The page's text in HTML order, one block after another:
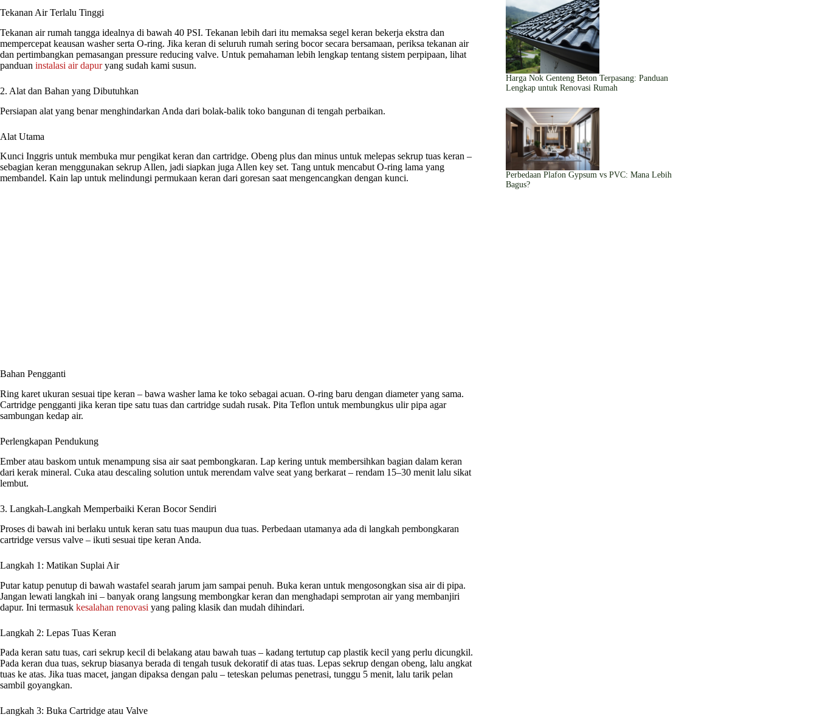
Tekanan Air Terlalu Tinggi
Tekanan air rumah tangga idealnya di bawah 40 PSI. Tekanan lebih dari itu memaksa segel keran bekerja ekstra dan
mempercepat keausan washer serta O-ring. Jika keran di seluruh rumah sering bocor secara bersamaan, periksa tekanan air
dan pertimbangkan pemasangan pressure reducing valve. Untuk pemahaman lebih lengkap tentang sistem perpipaan, lihat
panduan instalasi air dapuryang sudah kami susun.
2. Alat dan Bahan yang Dibutuhkan
Persiapan alat yang benar menghindarkan Anda dari bolak-balik toko bangunan di tengah perbaikan.
Alat Utama
Kunci Inggris untuk membuka mur pengikat keran dan cartridge. Obeng plus dan minus untuk melepas sekrup tuas keran –
sebagian keran menggunakan sekrup Allen, jadi siapkan juga Allen key set. Tang untuk mencabut O-ring lama yang
membandel. Kain lap untuk melindungi permukaan keran dari goresan saat mengencangkan dengan kunci.
Bahan Pengganti
Ring karet ukuran sesuai tipe keran – bawa washer lama ke toko sebagai acuan. O-ring baru dengan diameter yang sama.
Cartridge pengganti jika keran tipe satu tuas dan cartridge sudah rusak. Pita Teflon untuk membungkus ulir pipa agar
sambungan kedap air.
Perlengkapan Pendukung
Ember atau baskom untuk menampung sisa air saat pembongkaran. Lap kering untuk membersihkan bagian dalam keran
dari kerak mineral. Cuka atau descaling solution untuk merendam valve seat yang berkarat – rendam 15–30 menit lalu sikat
lembut.
3. Langkah-Langkah Memperbaiki Keran Bocor Sendiri
Proses di bawah ini berlaku untuk keran satu tuas maupun dua tuas. Perbedaan utamanya ada di langkah pembongkaran
cartridge versus valve – ikuti sesuai tipe keran Anda.
Langkah 1: Matikan Suplai Air
Putar katup penutup di bawah wastafel searah jarum jam sampai penuh. Buka keran untuk mengosongkan sisa air di pipa.
Jangan lewati langkah ini – banyak orang langsung membongkar keran dan menghadapi semprotan air yang membanjiri
dapur. Ini termasuk kesalahan renovasi yang paling klasik dan mudah dihindari.
Langkah 2: Lepas Tuas Keran
Pada keran satu tuas, cari sekrup kecil di belakang atau bawah tuas – kadang tertutup cap plastik kecil yang perlu dicungkil.
Pada keran dua tuas, sekrup biasanya berada di tengah tusuk dekoratif di atas tuas. Lepas sekrup dengan obeng, lalu angkat
tuas ke atas. Jika tuas macet, jangan dipaksa dengan palu – teteskan pelumas penetrasi, tunggu 5 menit, lalu tarik pelan
sambil goyangkan.
Langkah 3: Buka Cartridge atau Valve
Harga Nok Genteng Beton Terpasang: Panduan
Lengkap untuk Renovasi Rumah
Perbedaan Plafon Gypsum vs PVC: Mana Lebih
Bagus?